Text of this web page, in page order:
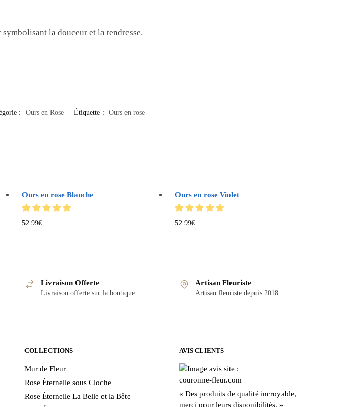
la douceur et la tendresse.
: Ours en Rose Étiquette : Ours en rose
Ours en rose Blanche
52.99€
Ours en rose Violet
52.99€
Livraison Offerte
Livraison offerte sur la boutique
Artisan Fleuriste
Artisan fleuriste depuis 2018
COLLECTIONS
Mur de Fleur
Rose Éternelle sous Cloche
Rose Éternelle La Belle et la Bête
AVIS CLIENTS
« Des produits de qualité incroyable,
merci pour leurs disponibilités. »